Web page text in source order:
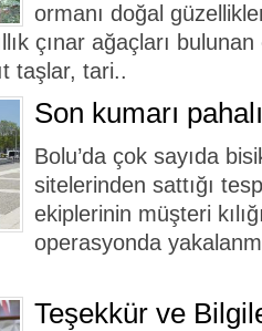
ormanı doğal
çınar ağaçları
taşlar, tari..
Son kumarı
Bolu’da çok sayıda
sitelerinden sattığı
ekiplerinin müşteri
operasyonda
Teşekkür ve